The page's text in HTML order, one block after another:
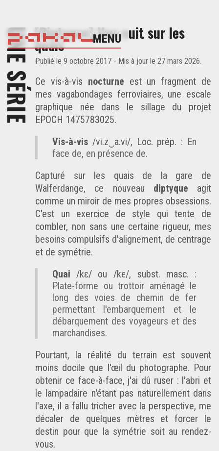
MENU
UNE SÉRIE[Diptyque] Une nuit sur les
quais
Publié le 9 octobre 2017 - Mis à jour le 27 mars 2026.
Ce vis-à-vis nocturne est un fragment de
mes vagabondages ferroviaires, une escale
graphique née dans le sillage du projet
EPOCH 1475783025.
Vis-à-vis /vi.z‿a.vi/, Loc. prép. : En
face de, en présence de.
Capturé sur les quais de la gare de
Walferdange, ce nouveau diptyque agit
comme un miroir de mes propres obsessions.
C'est un exercice de style qui tente de
combler, non sans une certaine rigueur, mes
besoins compulsifs d'alignement, de centrage
et de symétrie.
Quai /kɛ/ ou /ke/, subst. masc. :
Plate-forme ou trottoir aménagé le
long des voies de chemin de fer
permettant l'embarquement et le
débarquement des voyageurs et des
marchandises.
Pourtant, la réalité du terrain est souvent
moins docile que l'œil du photographe. Pour
obtenir ce face-à-face, j'ai dû ruser : l'abri et
le lampadaire n'étant pas naturellement dans
l'axe, il a fallu tricher avec la perspective, me
décaler de quelques mètres et forcer le
destin pour que la symétrie soit au rendez-
vous.